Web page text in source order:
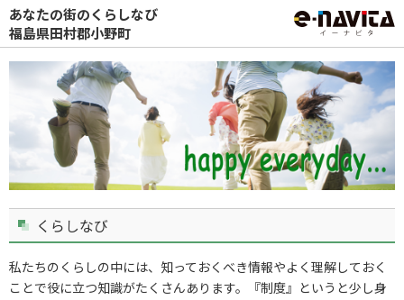
あなたの街のくらしなび
福島県田村郡小野町
くらしなび
私たちのくらしの中には、知っておくべき情報やよく理解しておく
ことで役に立つ知識がたくさんあります。『制度』というと少し身